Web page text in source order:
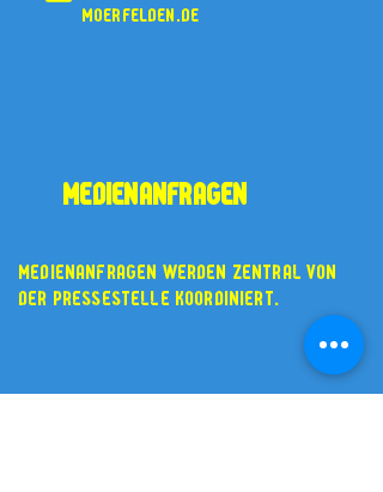
moerfelden.de
medienanfragen
medienanfragen werden zentral von
der pressestelle koordiniert.